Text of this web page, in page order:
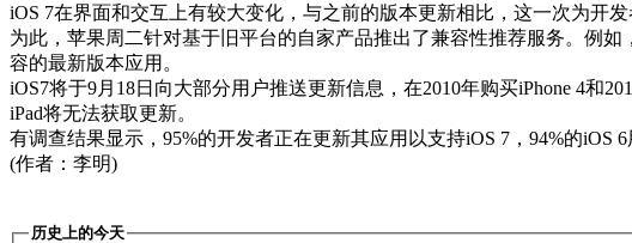
iOS 7在界面和交互上有较大变化，与之前的版本更新相比，这一次为开
为此，苹果周二针对基于旧平台的自家产品推出了兼容性推荐服务。例
容的最新版本应用。
iOS7将于9月18日向大部分用户推送更新信息，在2010年购买iPhone 4和
iPad将无法获取更新。
有调查结果显示，95%的开发者正在更新其应用以支持iOS 7，94%的iOS 6
(作者：李明)
历史上的今天